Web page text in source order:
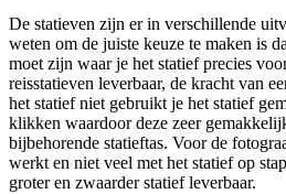
De statieven zijn er in verschillende
weten om de juiste keuze te maken is
moet zijn waar je het statief precies
reisstatieven leverbaar, de kracht van
het statief niet gebruikt je het statief
klikken waardoor deze zeer
bijbehorende statieftas. Voor de
werkt en niet veel met het statief op
groter en zwaarder statief leverbaar.